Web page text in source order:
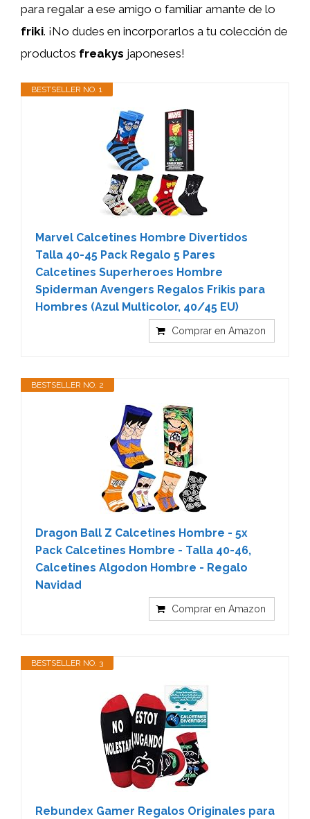
para regalar a ese amigo o familiar amante de lo
friki. ¡No dudes en incorporarlos a tu colección de
productos freakys japoneses!
BESTSELLER NO. 1
Marvel Calcetines Hombre Divertidos
Talla 40-45 Pack Regalo 5 Pares
Calcetines Superheroes Hombre
Spiderman Avengers Regalos Frikis para
Hombres (Azul Multicolor, 40/45 EU)
Comprar en Amazon
BESTSELLER NO. 2
Dragon Ball Z Calcetines Hombre - 5x
Pack Calcetines Hombre - Talla 40-46,
Calcetines Algodon Hombre - Regalo
Navidad
Comprar en Amazon
BESTSELLER NO. 3
Rebundex Gamer Regalos Originales para